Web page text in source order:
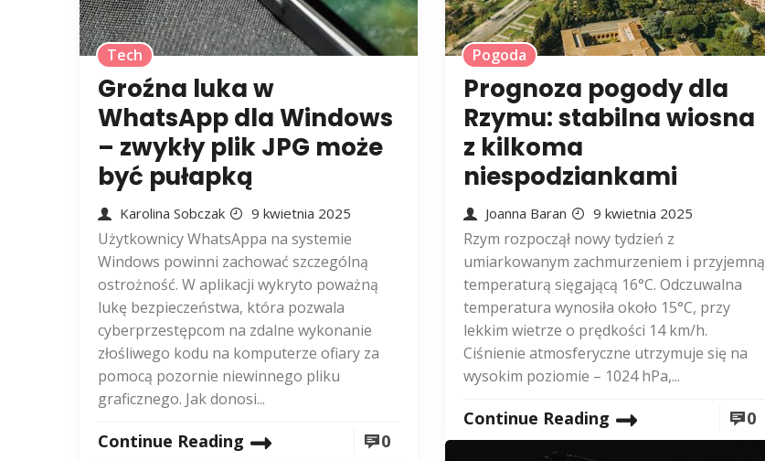
Tech
Groźna luka w
WhatsApp dla Windows
– zwykły plik JPG może
być pułapką
Karolina Sobczak 9 kwietnia 2025
Użytkownicy WhatsAppa na systemie
Windows powinni zachować szczególną
ostrożność. W aplikacji wykryto poważną
lukę bezpieczeństwa, która pozwala
cyberprzestępcom na zdalne wykonanie
złośliwego kodu na komputerze ofiary za
pomocą pozornie niewinnego pliku
graficznego. Jak donosi...
Continue Reading 0
Pogoda
Prognoza pogody dla
Rzymu: stabilna wiosna
z kilkoma
niespodziankami
Joanna Baran 9 kwietnia 2025
Rzym rozpoczął nowy tydzień z
umiarkowanym zachmurzeniem i przyjemną
temperaturą sięgającą 16°C. Odczuwalna
temperatura wynosiła około 15°C, przy
lekkim wietrze o prędkości 14 km/h.
Ciśnienie atmosferyczne utrzymuje się na
wysokim poziomie – 1024 hPa,...
Continue Reading 0